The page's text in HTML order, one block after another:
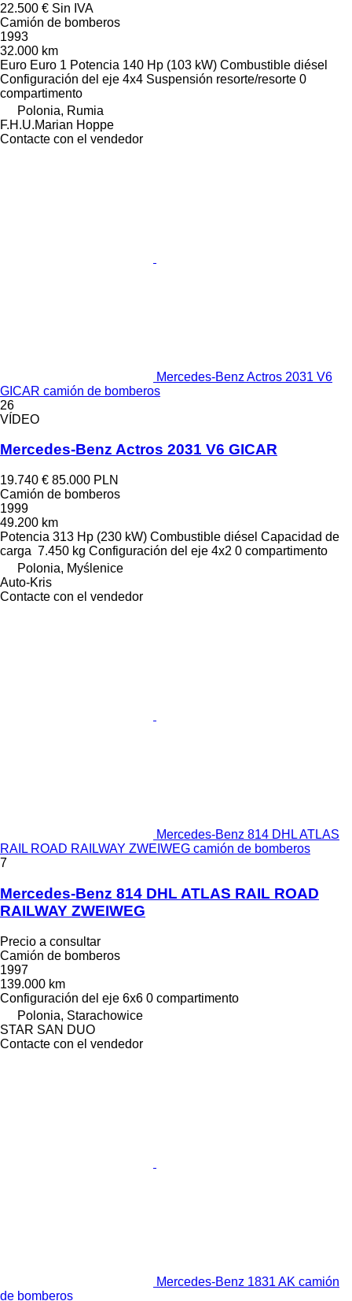
22.500 € Sin IVA
Camión de bomberos
1993
32.000 km
Euro Euro 1 Potencia 140 Hp (103 kW) Combustible diésel
Configuración del eje 4x4 Suspensión resorte/resorte 0
compartimento
Polonia, Rumia
F.H.U.Marian Hoppe
Contacte con el vendedor
Mercedes-Benz Actros 2031 V6
GICAR camión de bomberos
26
VÍDEO
Mercedes-Benz Actros 2031 V6 GICAR
19.740 € 85.000 PLN
Camión de bomberos
1999
49.200 km
Potencia 313 Hp (230 kW) Combustible diésel Capacidad de
carga 7.450 kg Configuración del eje 4x2 0 compartimento
Polonia, Myślenice
Auto-Kris
Contacte con el vendedor
Mercedes-Benz 814 DHL ATLAS
RAIL ROAD RAILWAY ZWEIWEG camión de bomberos
7
Mercedes-Benz 814 DHL ATLAS RAIL ROAD
RAILWAY ZWEIWEG
Precio a consultar
Camión de bomberos
1997
139.000 km
Configuración del eje 6x6 0 compartimento
Polonia, Starachowice
STAR SAN DUO
Contacte con el vendedor
Mercedes-Benz 1831 AK camión
de bomberos